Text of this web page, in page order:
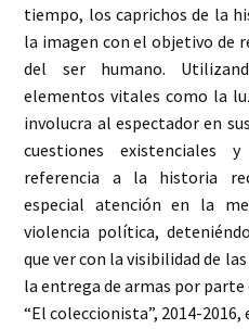
tiempo, los caprichos de la
la imagen con el objetivo de
del ser humano.
elementos vitales como la
involucra al espectador en
cuestiones existenciales
referencia a la historia
especial atención en la
violencia política,
que ver con la visibilidad de
la entrega de armas por
“El coleccionista”, 2014-